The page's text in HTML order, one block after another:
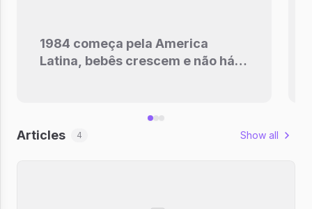
1984 começa pela America
Latina, bebês crescem e não há
Articles 4 Show all